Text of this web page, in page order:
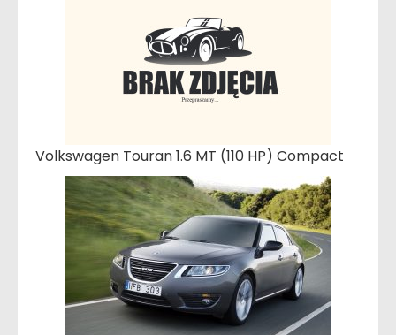
Volkswagen Touran 1.6 MT (110 HP) Compact